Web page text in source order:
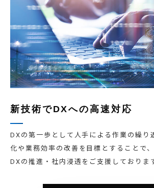
新技術でDXへの高速対応
DXの第一歩として人手による作業の繰り
化や業務効率の改善を目標とすることで
DXの推進・社内浸透をご支援しておりま